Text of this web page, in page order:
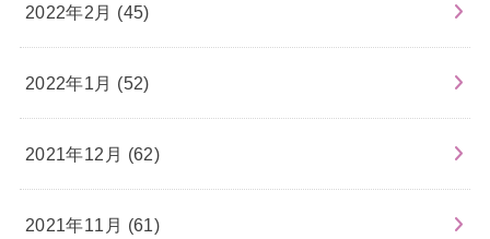
2022年2月 (45)
2022年1月 (52)
2021年12月 (62)
2021年11月 (61)